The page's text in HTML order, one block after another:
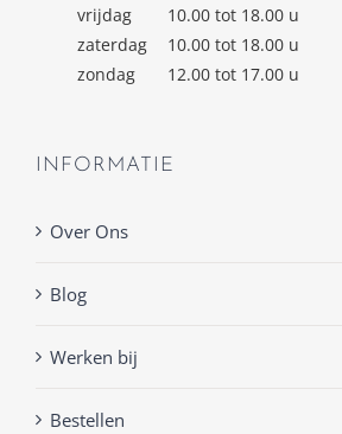
vrijdag
10.00 tot 18.00 u
zaterdag
10.00 tot 18.00 u
zondag
12.00 tot 17.00 u
INFORMATIE
Over Ons
Blog
Werken bij
Bestellen